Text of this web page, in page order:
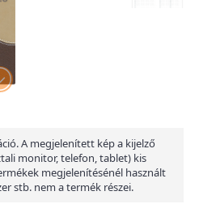
A megjelenített kép a kijelző
monitor, telefon, tablet) kis
megjelenítésénél használt
stb. nem a termék részei.